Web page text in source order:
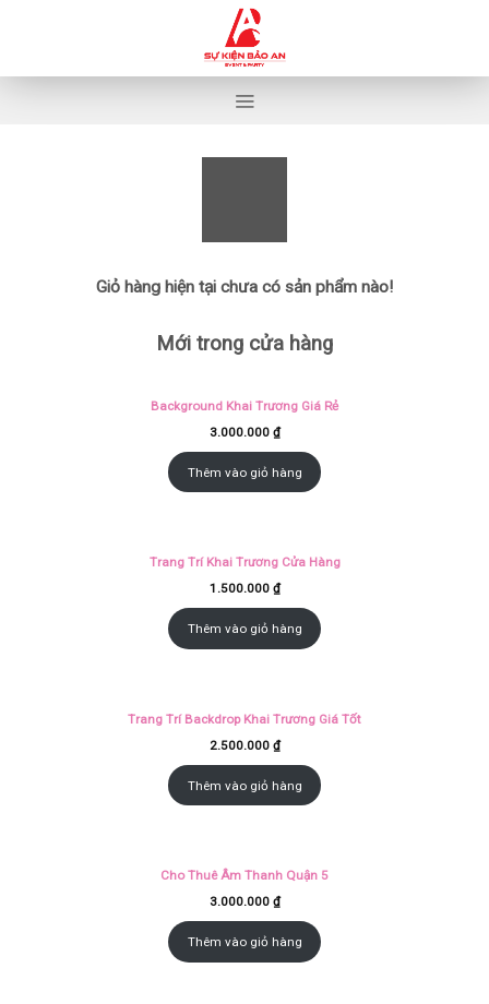
Giỏ hàng hiện tại chưa có sản phẩm nào!
Mới trong cửa hàng
Background Khai Trương Giá Rẻ
3.000.000 ₫
Thêm vào giỏ hàng
Trang Trí Khai Trương Cửa Hàng
1.500.000 ₫
Thêm vào giỏ hàng
Trang Trí Backdrop Khai Trương Giá Tốt
2.500.000 ₫
Thêm vào giỏ hàng
Cho Thuê Âm Thanh Quận 5
3.000.000 ₫
Thêm vào giỏ hàng